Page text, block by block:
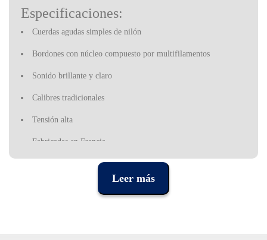
Especificaciones:
Cuerdas agudas simples de nilón
Bordones con núcleo compuesto por multifilamentos
Sonido brillante y claro
Calibres tradicionales
Tensión alta
Fabricadas en Francia
Leer más